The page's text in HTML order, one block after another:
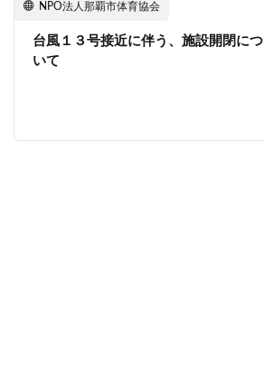
NPO法人那覇市体育協会
台風１３号接近に伴う、施設開閉につ
いて